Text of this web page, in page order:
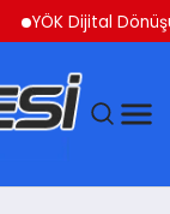
YÖK Dijital Dönüşüm